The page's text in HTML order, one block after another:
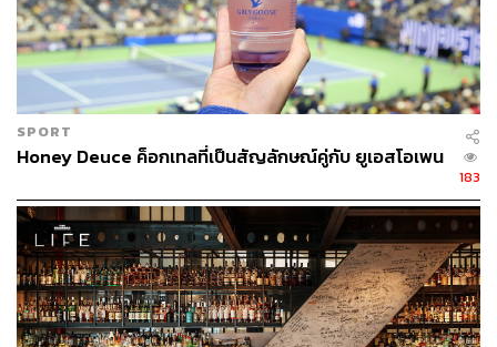
SPORT
Honey Deuce ค็อกเทลที่เป็นสัญลักษณ์คู่กับ ยูเอสโอเพน
183